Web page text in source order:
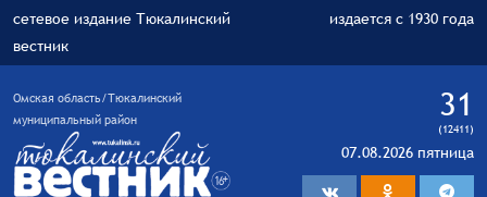
сетевое издание Тюкалинский
вестник
издается с 1930 года
Омская область/Тюкалинский
муниципальный район
31
(12411)
07.08.2026 пятница